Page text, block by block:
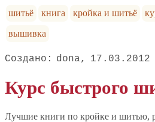
шитьё
книга кройка и шитьё
вышивка
dona 17.03.2012
Курс быстрого
Лучшие книги по кройке и шитью,